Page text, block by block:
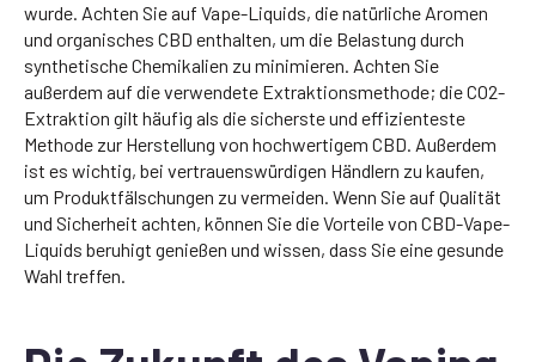
wurde. Achten Sie auf Vape-Liquids, die natürliche Aromen
und organisches CBD enthalten, um die Belastung durch
synthetische Chemikalien zu minimieren. Achten Sie
außerdem auf die verwendete Extraktionsmethode; die CO2-
Extraktion gilt häufig als die sicherste und effizienteste
Methode zur Herstellung von hochwertigem CBD. Außerdem
ist es wichtig, bei vertrauenswürdigen Händlern zu kaufen,
um Produktfälschungen zu vermeiden. Wenn Sie auf Qualität
und Sicherheit achten, können Sie die Vorteile von CBD-Vape-
Liquids beruhigt genießen und wissen, dass Sie eine gesunde
Wahl treffen.